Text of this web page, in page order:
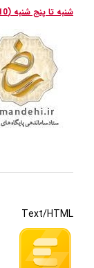
شنبه تا پنج شنبه (10 الی 14و17 الی 20)
Text/HTML